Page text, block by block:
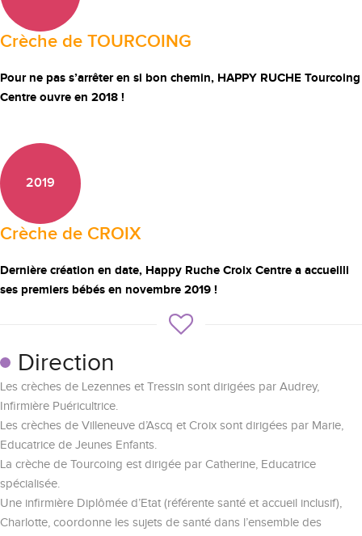
Crèche de TOURCOING
Pour ne pas s’arrêter en si bon chemin, HAPPY RUCHE Tourcoing
Centre ouvre en 2018 !
2019
Crèche de CROIX
Dernière création en date, Happy Ruche Croix Centre a accueilli
ses premiers bébés en novembre 2019 !
Direction
Les crèches de Lezennes et Tressin sont dirigées par Audrey,
Infirmière Puéricultrice.
Les crèches de Villeneuve d’Ascq et Croix sont dirigées par Marie,
Educatrice de Jeunes Enfants.
La crèche de Tourcoing est dirigée par Catherine, Educatrice
spécialisée.
Une infirmière Diplômée d’Etat (référente santé et accueil inclusif),
Charlotte, coordonne les sujets de santé dans l’ensemble des